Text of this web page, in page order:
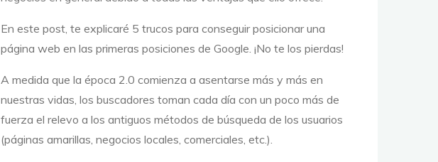
En este post, te explicaré 5 trucos para conseguir posicionar una
página web en las primeras posiciones de Google. ¡No te los pierdas!
A medida que la época 2.0 comienza a asentarse más y más en
nuestras vidas, los buscadores toman cada día con un poco más de
fuerza el relevo a los antiguos métodos de búsqueda de los usuarios
(páginas amarillas, negocios locales, comerciales, etc.).